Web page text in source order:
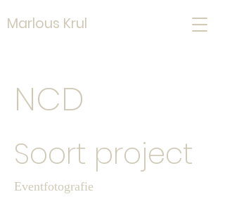
Marlous Krul
NCD
Soort project
Eventfotografie